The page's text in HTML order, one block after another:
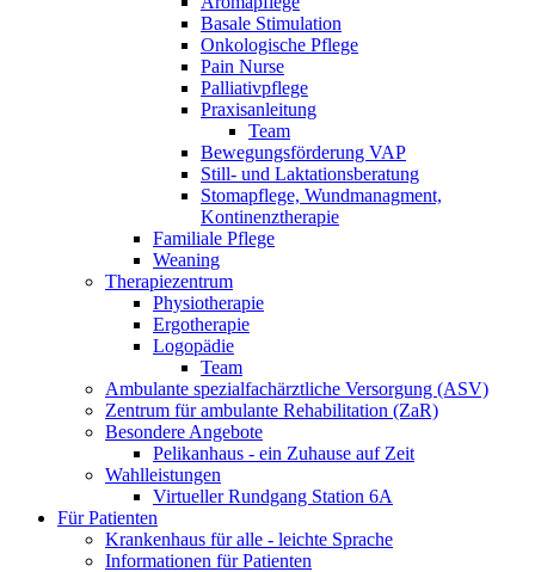
Basale Stimulation
Onkologische Pflege
Pain Nurse
Palliativpflege
Praxisanleitung
Team
Bewegungsförderung VAP
Still- und Laktationsberatung
Stomapflege, Wundmanagment,
Kontinenztherapie
Familiale Pflege
Weaning
Therapiezentrum
Physiotherapie
Ergotherapie
Logopädie
Team
Ambulante spezialfachärztliche Versorgung (ASV)
Zentrum für ambulante Rehabilitation (ZaR)
Besondere Angebote
Pelikanhaus - ein Zuhause auf Zeit
Wahlleistungen
Virtueller Rundgang Station 6A
Für Patienten
Krankenhaus für alle - leichte Sprache
Informationen für Patienten